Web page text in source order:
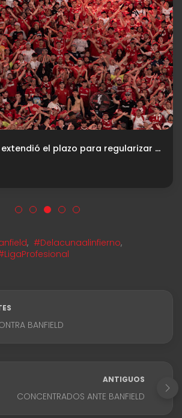
Independiente extendió el plazo para regularizar la cuota social
, #Delacunaalinfierno,
BANFIELD
ANTIGUOS
CONCENTRADOS ANTE BANFIELD